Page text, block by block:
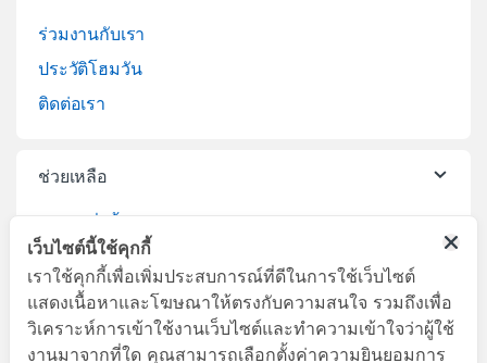
ร่วมงานกับเรา
ประวัติโฮมวัน
ติดต่อเรา
ช่วยเหลือ
บริการจัดส่งสินค้า
เปลี่ยนคืนสินค้า
เว็บไซต์นี้ใช้คุกกี้
เราใช้คุกกี้เพื่อเพิ่มประสบการณ์ที่ดีในการใช้เว็บไซต์
แสดงเนื้อหาและโฆษณาให้ตรงกับความสนใจ รวมถึงเพื่อ
วิเคราะห์การเข้าใช้งานเว็บไซต์และทำความเข้าใจว่าผู้ใช้
งานมาจากที่ใด คุณสามารถเลือกตั้งค่าความยินยอมการ